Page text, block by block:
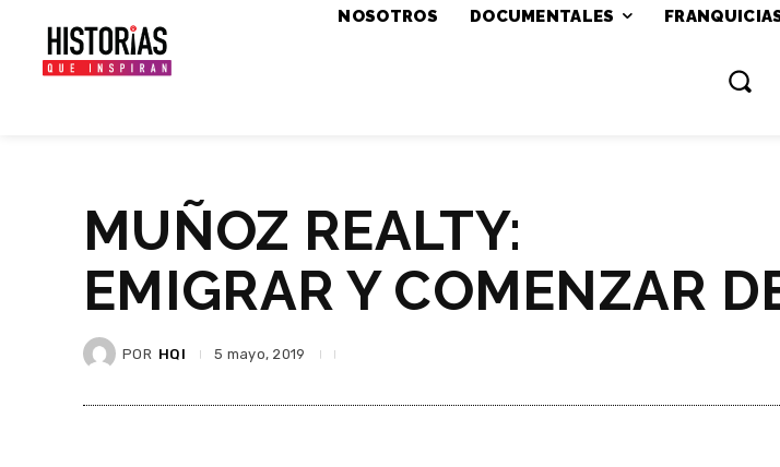
NOSOTROS DOCUMENTALES
MUÑOZ REALTY:
EMIGRAR Y COMENZAR
POR HQI 5 mayo, 2019